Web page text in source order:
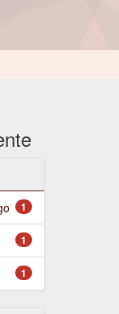
1
1
1